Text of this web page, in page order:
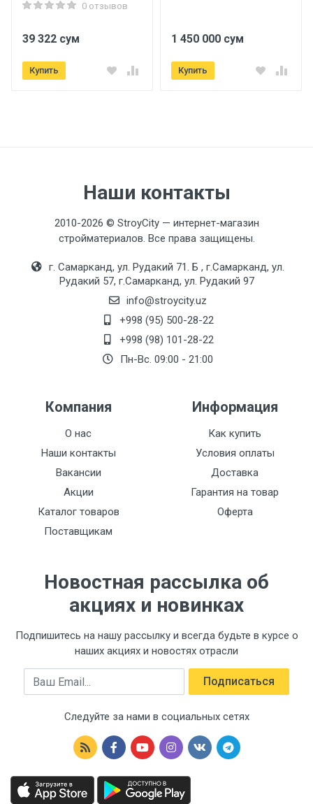
0 отзывов
39 322 сум
Купить
1 450 000 сум
Купить
Наши контакты
2010-2026 © StroyCity — интернет-магазин
стройматериалов. Все права защищены.
г. Самарканд, ул. Рудакий 71. Б , г.Самарканд, ул.
Рудакий 57, г.Самарканд, ул. Рудакий 97
info@stroycity.uz
+998 (95) 500-28-22
+998 (98) 101-28-22
Пн-Вс. 09:00 - 21:00
Компания
О нас
Наши контакты
Вакансии
Акции
Каталог товаров
Поставщикам
Информация
Как купить
Условия оплаты
Доставка
Гарантия на товар
Оферта
Новостная рассылка об
акциях и новинках
Подпишитесь на нашу рассылку и всегда будьте в курсе о
наших акциях и новостях отрасли
Email Подписаться
Следуйте за нами в социальных сетях